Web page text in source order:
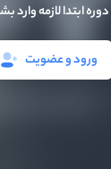
ابتدا لازمه وارد
ورود و عضویت